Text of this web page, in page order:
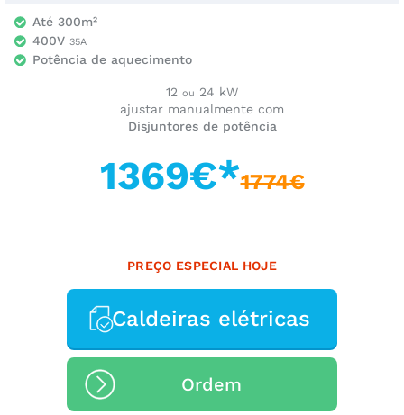
Até 300m²
400V 35A
Potência de aquecimento
12 ou 24 kW
ajustar manualmente com
Disjuntores de potência
1369€*1774€
PREÇO ESPECIAL HOJE
Caldeiras elétricas
Ordem